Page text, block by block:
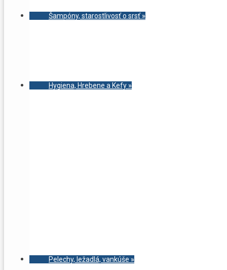
Šampóny, starostlivosť o srsť»
Hygiena, Hrebene a Kefy»
Pelechy, ležadlá, vankúše »